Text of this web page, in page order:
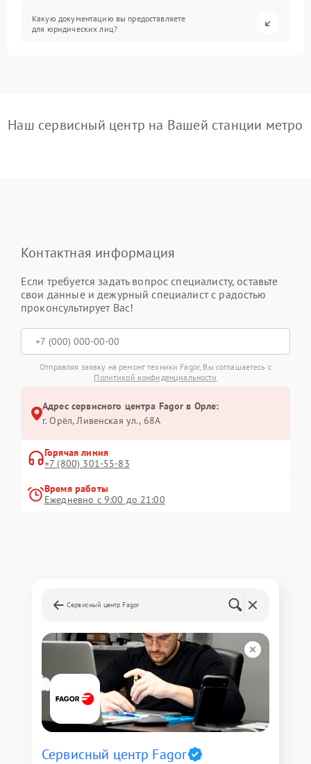
Какую документацию вы предоставляете
для юридических лиц?
Наш сервисный центр на Вашей станции метро
Контактная информация
Если требуется задать вопрос специалисту, оставьте
свои данные и дежурный специалист с радостью
проконсультирует Вас!
Отправляя заявку на ремонт техники Fagor, Вы соглашаетесь с
Политикой конфиденциальности
Адрес сервисного центра Fagor в Орле:
г. Орёл, Ливенская ул., 68А
Горячая линия
+7 (800) 301-55-83
Время работы
Ежедневно с 9:00 до 21:00
Сервисный центр Fagor
Сервисный центр Fagor